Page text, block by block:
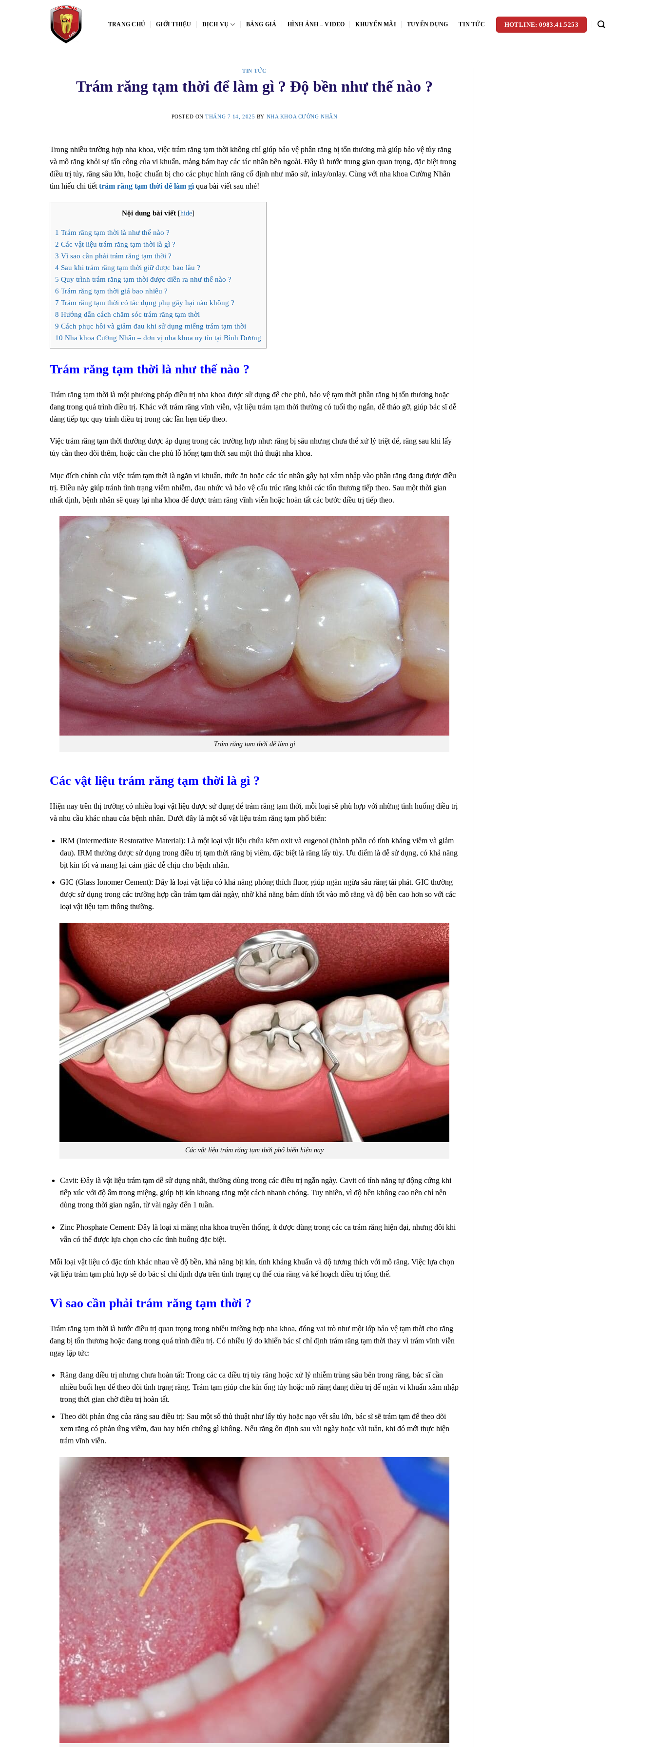
TRANG CHỦ GIỚI THIỆU DỊCH VỤ BẢNG GIÁ HÌNH ẢNH – VIDEO KHUYẾN MÃI TUYỂN DỤNG TIN TỨC HOTLINE: 0983.41.5253
TIN TỨC
Trám răng tạm thời để làm gì ? Độ bền như thế nào ?
POSTED ONTHÁNG 7 14, 2025 BY NHA KHOA CƯỜNG NHÂN
Trong nhiều trường hợp nha khoa, việc trám răng tạm thời không chỉ giúp bảo vệ phần răng bị tổn thương mà giúp bảo vệ tủy răng
và mô răng khỏi sự tấn công của vi khuẩn, mảng bám hay các tác nhân bên ngoài. Đây là bước trung gian quan trọng, đặc biệt trong
điều trị tủy, răng sâu lớn, hoặc chuẩn bị cho các phục hình răng cố định như mão sứ, inlay/onlay. Cùng với nha khoa Cường Nhân
tìm hiểu chi tiết trám răng tạm thời để làm gì qua bài viết sau nhé!
Nội dung bài viết [hide]
1 Trám răng tạm thời là như thế nào ?
2 Các vật liệu trám răng tạm thời là gì ?
3 Vì sao cần phải trám răng tạm thời ?
4 Sau khi trám răng tạm thời giữ được bao lâu ?
5 Quy trình trám răng tạm thời được diễn ra như thế nào ?
6 Trám răng tạm thời giá bao nhiêu ?
7 Trám răng tạm thời có tác dụng phụ gây hại nào không ?
8 Hướng dẫn cách chăm sóc trám răng tạm thời
9 Cách phục hồi và giảm đau khi sử dụng miếng trám tạm thời
10 Nha khoa Cường Nhân – đơn vị nha khoa uy tín tại Bình Dương
Trám răng tạm thời là như thế nào ?
Trám răng tạm thời là một phương pháp điều trị nha khoa được sử dụng để che phủ, bảo vệ tạm thời phần răng bị tổn thương hoặc
đang trong quá trình điều trị. Khác với trám răng vĩnh viễn, vật liệu trám tạm thời thường có tuổi thọ ngắn, dễ tháo gỡ, giúp bác sĩ dễ
dàng tiếp tục quy trình điều trị trong các lần hẹn tiếp theo.
Việc trám răng tạm thời thường được áp dụng trong các trường hợp như: răng bị sâu nhưng chưa thể xử lý triệt để, răng sau khi lấy
tủy cần theo dõi thêm, hoặc cần che phủ lỗ hổng tạm thời sau một thủ thuật nha khoa.
Mục đích chính của việc trám tạm thời là ngăn vi khuẩn, thức ăn hoặc các tác nhân gây hại xâm nhập vào phần răng đang được điều
trị. Điều này giúp tránh tình trạng viêm nhiễm, đau nhức và bảo vệ cấu trúc răng khỏi các tổn thương tiếp theo. Sau một thời gian
nhất định, bệnh nhân sẽ quay lại nha khoa để được trám răng vĩnh viễn hoặc hoàn tất các bước điều trị tiếp theo.
Trám răng tạm thời để làm gì
Các vật liệu trám răng tạm thời là gì ?
Hiện nay trên thị trường có nhiều loại vật liệu được sử dụng để trám răng tạm thời, mỗi loại sẽ phù hợp với những tình huống điều trị
và nhu cầu khác nhau của bệnh nhân. Dưới đây là một số vật liệu trám răng tạm phổ biến:
IRM (Intermediate Restorative Material): Là một loại vật liệu chứa kẽm oxit và eugenol (thành phần có tính kháng viêm và giảm
đau). IRM thường được sử dụng trong điều trị tạm thời răng bị viêm, đặc biệt là răng lấy tủy. Ưu điểm là dễ sử dụng, có khả năng
bịt kín tốt và mang lại cảm giác dễ chịu cho bệnh nhân.
GIC (Glass Ionomer Cement): Đây là loại vật liệu có khả năng phóng thích fluor, giúp ngăn ngừa sâu răng tái phát. GIC thường
được sử dụng trong các trường hợp cần trám tạm dài ngày, nhờ khả năng bám dính tốt vào mô răng và độ bền cao hơn so với các
loại vật liệu tạm thông thường.
Các vật liệu trám răng tạm thời phổ biến hiện nay
Cavit: Đây là vật liệu trám tạm dễ sử dụng nhất, thường dùng trong các điều trị ngắn ngày. Cavit có tính năng tự động cứng khi
tiếp xúc với độ ẩm trong miệng, giúp bịt kín khoang răng một cách nhanh chóng. Tuy nhiên, vì độ bền không cao nên chỉ nên
dùng trong thời gian ngắn, từ vài ngày đến 1 tuần.
Zinc Phosphate Cement: Đây là loại xi măng nha khoa truyền thống, ít được dùng trong các ca trám răng hiện đại, nhưng đôi khi
vẫn có thể được lựa chọn cho các tình huống đặc biệt.
Mỗi loại vật liệu có đặc tính khác nhau về độ bền, khả năng bịt kín, tính kháng khuẩn và độ tương thích với mô răng. Việc lựa chọn
vật liệu trám tạm phù hợp sẽ do bác sĩ chỉ định dựa trên tình trạng cụ thể của răng và kế hoạch điều trị tổng thể.
Vì sao cần phải trám răng tạm thời ?
Trám răng tạm thời là bước điều trị quan trọng trong nhiều trường hợp nha khoa, đóng vai trò như một lớp bảo vệ tạm thời cho răng
đang bị tổn thương hoặc đang trong quá trình điều trị. Có nhiều lý do khiến bác sĩ chỉ định trám răng tạm thời thay vì trám vĩnh viễn
ngay lập tức:
Răng đang điều trị nhưng chưa hoàn tất: Trong các ca điều trị tủy răng hoặc xử lý nhiễm trùng sâu bên trong răng, bác sĩ cần
nhiều buổi hẹn để theo dõi tình trạng răng. Trám tạm giúp che kín ống tủy hoặc mô răng đang điều trị để ngăn vi khuẩn xâm nhập
trong thời gian chờ điều trị hoàn tất.
Theo dõi phản ứng của răng sau điều trị: Sau một số thủ thuật như lấy tủy hoặc nạo vết sâu lớn, bác sĩ sẽ trám tạm để theo dõi
xem răng có phản ứng viêm, đau hay biến chứng gì không. Nếu răng ổn định sau vài ngày hoặc vài tuần, khi đó mới thực hiện
trám vĩnh viễn.